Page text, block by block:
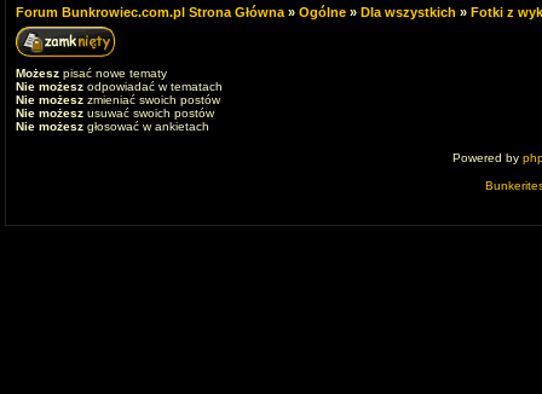
Forum Bunkrowiec.com.pl Strona Główna » Ogólne » Dla wszystkich » Fotki z
Możesz pisać nowe tematy
Nie możesz odpowiadać w tematach
Nie możesz zmieniać swoich postów
Nie możesz usuwać swoich postów
Nie możesz głosować w ankietach
Powered by